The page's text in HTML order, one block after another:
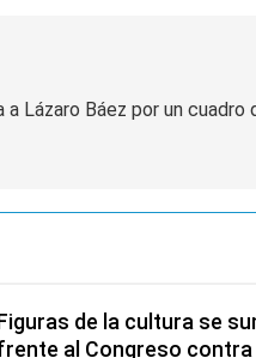
a Lázaro Báez por un cuadro
Figuras de la cultura se
al Congreso contra